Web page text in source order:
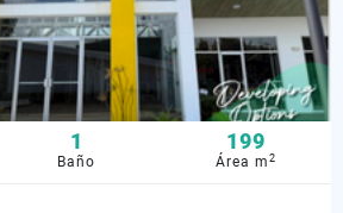
1
Baño
199
Área m2